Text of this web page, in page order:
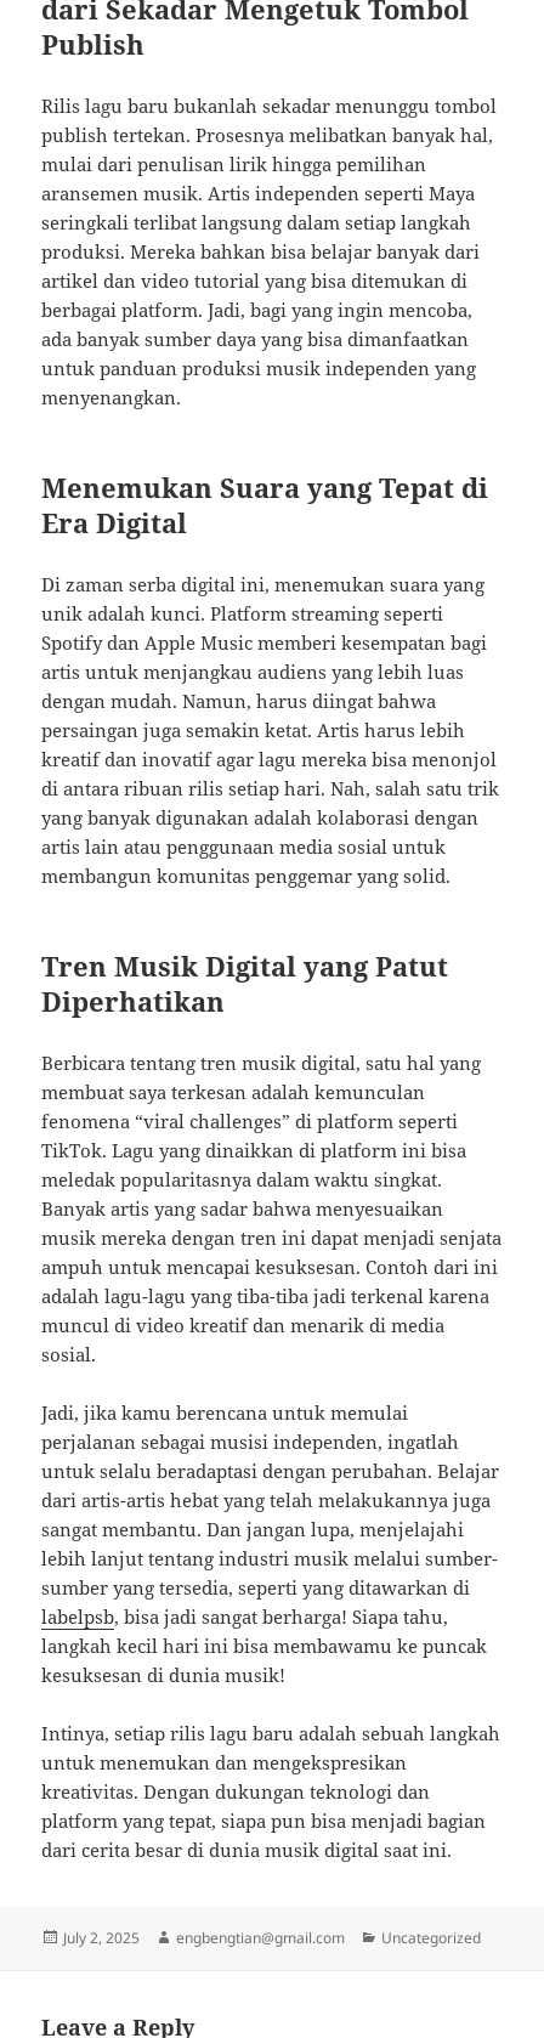
dari Sekadar Mengetuk Tombol
Publish
Rilis lagu baru bukanlah sekadar menunggu tombol
publish tertekan. Prosesnya melibatkan banyak hal,
mulai dari penulisan lirik hingga pemilihan
aransemen musik. Artis independen seperti Maya
seringkali terlibat langsung dalam setiap langkah
produksi. Mereka bahkan bisa belajar banyak dari
artikel dan video tutorial yang bisa ditemukan di
berbagai platform. Jadi, bagi yang ingin mencoba,
ada banyak sumber daya yang bisa dimanfaatkan
untuk panduan produksi musik independen yang
menyenangkan.
Menemukan Suara yang Tepat di
Era Digital
Di zaman serba digital ini, menemukan suara yang
unik adalah kunci. Platform streaming seperti
Spotify dan Apple Music memberi kesempatan bagi
artis untuk menjangkau audiens yang lebih luas
dengan mudah. Namun, harus diingat bahwa
persaingan juga semakin ketat. Artis harus lebih
kreatif dan inovatif agar lagu mereka bisa menonjol
di antara ribuan rilis setiap hari. Nah, salah satu trik
yang banyak digunakan adalah kolaborasi dengan
artis lain atau penggunaan media sosial untuk
membangun komunitas penggemar yang solid.
Tren Musik Digital yang Patut
Diperhatikan
Berbicara tentang tren musik digital, satu hal yang
membuat saya terkesan adalah kemunculan
fenomena “viral challenges” di platform seperti
TikTok. Lagu yang dinaikkan di platform ini bisa
meledak popularitasnya dalam waktu singkat.
Banyak artis yang sadar bahwa menyesuaikan
musik mereka dengan tren ini dapat menjadi senjata
ampuh untuk mencapai kesuksesan. Contoh dari ini
adalah lagu-lagu yang tiba-tiba jadi terkenal karena
muncul di video kreatif dan menarik di media
sosial.
Jadi, jika kamu berencana untuk memulai
perjalanan sebagai musisi independen, ingatlah
untuk selalu beradaptasi dengan perubahan. Belajar
dari artis-artis hebat yang telah melakukannya juga
sangat membantu. Dan jangan lupa, menjelajahi
lebih lanjut tentang industri musik melalui sumber-
sumber yang tersedia, seperti yang ditawarkan di
labelpsb, bisa jadi sangat berharga! Siapa tahu,
langkah kecil hari ini bisa membawamu ke puncak
kesuksesan di dunia musik!
Intinya, setiap rilis lagu baru adalah sebuah langkah
untuk menemukan dan mengekspresikan
kreativitas. Dengan dukungan teknologi dan
platform yang tepat, siapa pun bisa menjadi bagian
dari cerita besar di dunia musik digital saat ini.
Posted
July 2, 2025 Author
engbengtian@gmail.com Categories
Uncategorized
Leave a Reply